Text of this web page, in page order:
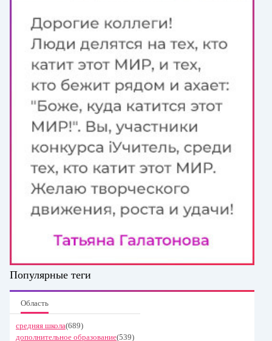
Популярные теги
Область
средняя школа(689)
дополнительное образование(539)